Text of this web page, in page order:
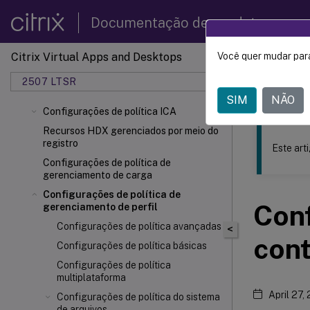
Documentação de produtos
Citrix Virtual Apps and Desktops
2507 LTSR
Configurações de política ICA
Recursos HDX gerenciados por meio do
registro
Configurações de política de
gerenciamento de carga
Configurações de política de
gerenciamento de perfil
Configurações de política avançadas
Configurações de política básicas
Configurações de política
multiplataforma
Configurações de política do sistema
Este
Citrix
<
Este
April 27,
Você quer mudar
SIM NÃO